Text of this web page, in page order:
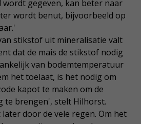
wordt gegeven, kan beter naar
wordt benut, bijvoorbeeld op
stikstof uit mineralisatie valt
dat de mais de stikstof nodig
van bodemtemperatuur
het toelaat, is het nodig om
kapot te maken om de
te brengen', stelt Hilhorst.
door de vele regen. Om het